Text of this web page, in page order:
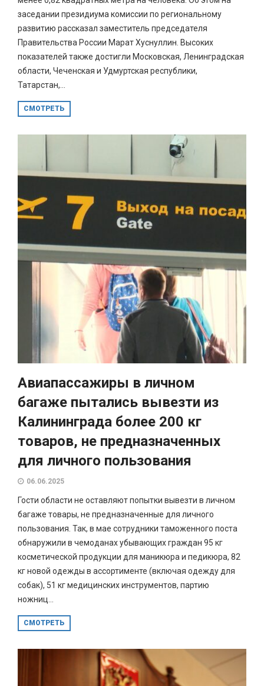
заседании президиума комиссии по региональному
развитию рассказал заместитель председателя
Правительства России Марат Хуснуллин. Высоких
показателей также достигли Московская, Ленинградская
области, Чеченская и Удмуртская республики,
Татарстан,...
СМОТРЕТЬ
Авиапассажиры в личном
багаже пытались вывезти из
Калининграда более 200 кг
товаров, не предназначенных
для личного пользования
06.06.2025
Гости области не оставляют попытки вывезти в личном
багаже товары, не предназначенные для личного
пользования. Так, в мае сотрудники таможенного поста
обнаружили в чемоданах убывающих граждан 95 кг
косметической продукции для маникюра и педикюра, 82
кг новой одежды в ассортименте (включая одежду для
собак), 51 кг медицинских инструментов, партию
ножниц...
СМОТРЕТЬ